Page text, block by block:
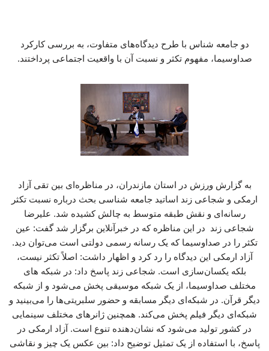
دو جامعه شناس با طرح دیدگاه‌های متفاوت، به بررسی کارکرد
صداوسیما، مفهوم تکثر و نسبت آن با واقعیت اجتماعی پرداختند.
به گزارش ورزش در استان مازندران، در مناظره‌ای بین تقی آزاد
ارمکی و شجاعی زند اساتید جامعه شناسی بحث درباره نسبت تکثر
رسانه‌ای و نقش طبقه متوسط به چالش کشیده شد. علیرضا
شجاعی زند در این مناظره که در خبرآنلاین برگزار شد گفت: عین
تکثر را در صداوسیما که یک رسانه رسمی دولتی است می‌توان دید.
آزاد ارمکی این دیدگاه را رد کرد و اظهار داشت: اصلاً تکثر نیست،
بلکه یکسان‌سازی است. شجاعی زند پاسخ داد: در شبکه های
مختلف صداوسیما، از یک شبکه موسیقی پخش می‌شود و از شبکه
دیگر قرآن. در شبکه‌ای دیگر مسابقه و حضور سلبریتی‌ها را می‌بینید و
شبکه‌ای دیگر فیلم پخش می‌کند. همچنین ژانرهای مختلف سینمایی
در کشور تولید می‌شود که نشان‌دهنده تنوع است. آزاد ارمکی در
پاسخ، با استفاده از یک تمثیل توضیح داد: بین عکس یک چیز و نقاشی